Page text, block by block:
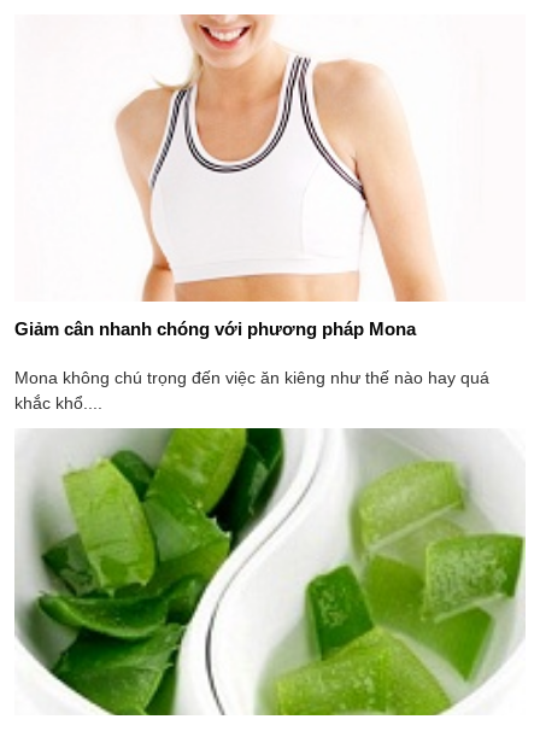
Giảm cân nhanh chóng với phương pháp Mona
Mona không chú trọng đến việc ăn kiêng như thế nào hay quá
khắc khổ....